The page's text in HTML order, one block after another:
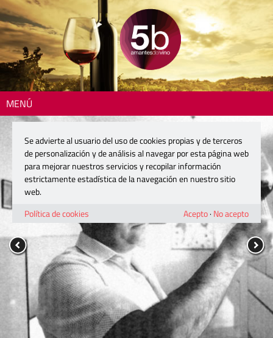
MENÚ
Se advierte al usuario del uso de cookies propias y de terceros
de personalización y de análisis al navegar por esta página web
para mejorar nuestros servicios y recopilar información
estrictamente estadística de la navegación en nuestro sitio
web.
Política de cookies
Acepto· No acepto